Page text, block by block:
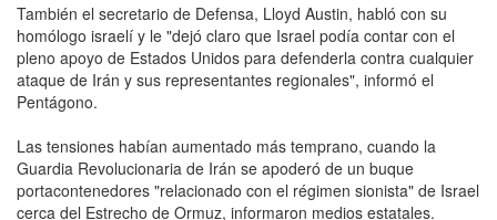
También el secretario de Defensa, Lloyd Austin, habló con su
homólogo israelí y le "dejó claro que Israel podía contar con el
pleno apoyo de Estados Unidos para defenderla contra cualquier
ataque de Irán y sus representantes regionales", informó el
Pentágono.
Las tensiones habían aumentado más temprano, cuando la
Guardia Revolucionaria de Irán se apoderó de un buque
portacontenedores "relacionado con el régimen sionista" de Israel
cerca del Estrecho de Ormuz, informaron medios estatales.